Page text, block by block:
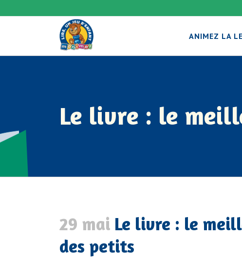
ANIMEZ LA
Le livre : le
29 mai Le livre : le
des petits